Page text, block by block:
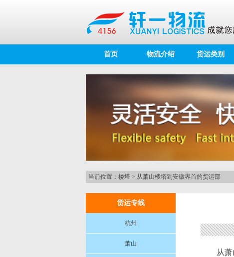
首页 物流介绍 货运类别
当前位置： 楼塔 > 从萧山楼塔到安徽界首的货运部
货运专线
杭州
萧山
从